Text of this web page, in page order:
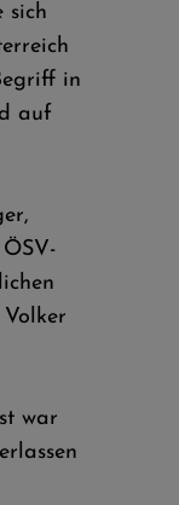
sich
in
auf
war